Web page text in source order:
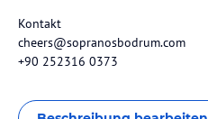
Kontakt
cheers@sopranosbodrum.com
+90 252316 0373